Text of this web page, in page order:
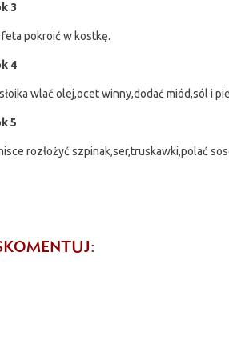
3
feta pokroić w kostkę.
4
wlać olej,ocet winny,dodać miód,sól i
5
rozłożyć szpinak,ser,truskawki,polać